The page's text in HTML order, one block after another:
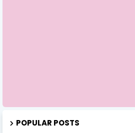
POPULAR POSTS